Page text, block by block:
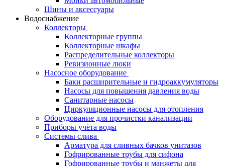
Шины и аксессуары
Водоснабжение
Коллекторы
Коллекторные группы
Коллекторные шкафы
Распределительные коллекторы
Ревизионные люки
Насосное оборудование
Баки расширительные и гидроаккумуляторы
Насосы для повышения давления воды
Санитарные насосы
Циркуляционные насосы для отопления
Оборудование для прочистки канализации
Приборы учёта воды
Системы слива
Арматура для сливных бачков унитазов
Гофрированные трубы для сифона
Гофрированные трубы и манжеты для